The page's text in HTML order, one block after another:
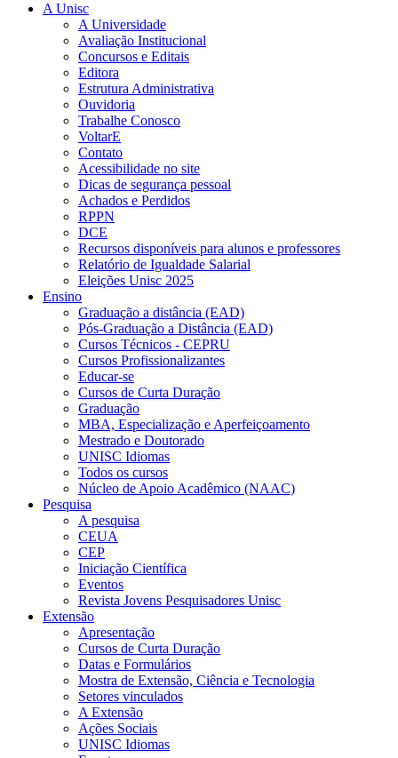
A Unisc
A Universidade
Avaliação Institucional
Concursos e Editais
Editora
Estrutura Administrativa
Ouvidoria
Trabalhe Conosco
VoltarE
Contato
Acessibilidade no site
Dicas de segurança pessoal
Achados e Perdidos
RPPN
DCE
Recursos disponíveis para alunos e professores
Relatório de Igualdade Salarial
Eleições Unisc 2025
Ensino
Graduação a distância (EAD)
Pós-Graduação a Distância (EAD)
Cursos Técnicos - CEPRU
Cursos Profissionalizantes
Educar-se
Cursos de Curta Duração
Graduação
MBA, Especialização e Aperfeiçoamento
Mestrado e Doutorado
UNISC Idiomas
Todos os cursos
Núcleo de Apoio Acadêmico (NAAC)
Pesquisa
A pesquisa
CEUA
CEP
Iniciação Científica
Eventos
Revista Jovens Pesquisadores Unisc
Extensão
Apresentação
Cursos de Curta Duração
Datas e Formulários
Mostra de Extensão, Ciência e Tecnologia
Setores vinculados
A Extensão
Ações Sociais
UNISC Idiomas